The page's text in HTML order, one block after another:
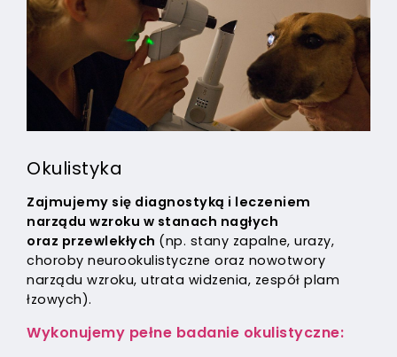
Okulistyka
Zajmujemy się diagnostyką i leczeniem
narządu wzroku w stanach nagłych
oraz przewlekłych (np. stany zapalne, urazy,
choroby neurookulistyczne oraz nowotwory
narządu wzroku, utrata widzenia, zespół plam
łzowych).
Wykonujemy pełne badanie okulistyczne: